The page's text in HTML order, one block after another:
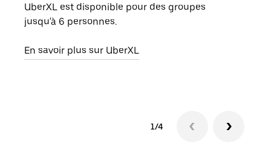
UberXL est disponible pour des groupes
jusqu'à 6 personnes.
En savoir plus sur UberXL
1/4